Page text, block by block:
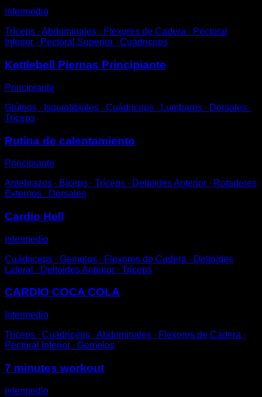
Intermedio
Tríceps ∙ Abdominales ∙ Flexores de Cadera ∙ Pectoral
Inferior ∙ Pectoral Superior ∙ Cuádriceps
Kettlebell Piernas Principiante
Principiante
Glúteos ∙ Isquiotibiales ∙ Cuádriceps ∙ Lumbares ∙ Dorsales ∙
Tríceps
Rutina de calentamiento
Principiante
Antebrazos ∙ Bíceps ∙ Tríceps ∙ Deltoides Anterior ∙ Rotadores
Externos ∙ Dorsales
Cardio Hell
Intermedio
Cuádriceps ∙ Gemelos ∙ Flexores de Cadera ∙ Deltoides
Lateral ∙ Deltoides Anterior ∙ Tríceps
CARDIO COCA COLA
Intermedio
Tríceps ∙ Cuádriceps ∙ Abdominales ∙ Flexores de Cadera ∙
Pectoral Inferior ∙ Gemelos
7 minutes workout
Intermedio